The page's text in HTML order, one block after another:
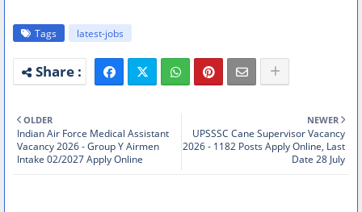
Tags latest-jobs
NEWER
UPSSSC Cane Supervisor Vacancy
2026 - 1182 Posts Apply Online, Last
Date 28 July
OLDER
Indian Air Force Medical Assistant
Vacancy 2026 - Group Y Airmen
Intake 02/2027 Apply Online